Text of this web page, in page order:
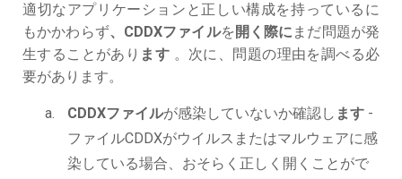
適切なアプリケーションと正しい構成を持っているに
もかかわらず、CDDXファイルを 開く際に まだ問題が発
生することがあり ます 。次に、問題の理由を調べる必
要があります。
CDDXファイルが感染していないか確認し ます -
ファイルCDDXがウイルスまたはマルウェアに感
染している場合、おそらく正しく開くことがで